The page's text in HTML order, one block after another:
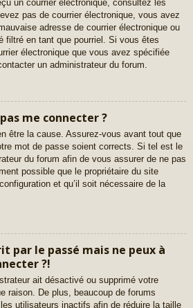
un courrier électronique, consultez les
pas de courrier électronique, vous avez
adresse de courrier électronique ou
filtré en tant que pourriel. Si vous êtes
électronique que vous avez spécifiée
un administrateur du forum.
me connecter ?
être la cause. Assurez-vous avant tout que
mot de passe soient corrects. Si tel est le
du forum afin de vous assurer de ne pas
possible que le propriétaire du site
et qu’il soit nécessaire de la
par le passé mais ne peux à
?!
ait désactivé ou supprimé votre
raison. De plus, beaucoup de forums
utilisateurs inactifs afin de réduire la taille